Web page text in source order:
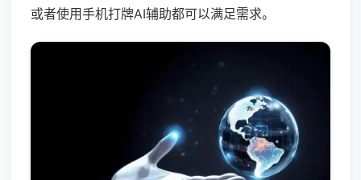
或者使用手机打牌AI辅助都可以满足需求。